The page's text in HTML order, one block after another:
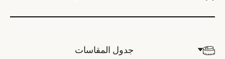
جدول المقاسات